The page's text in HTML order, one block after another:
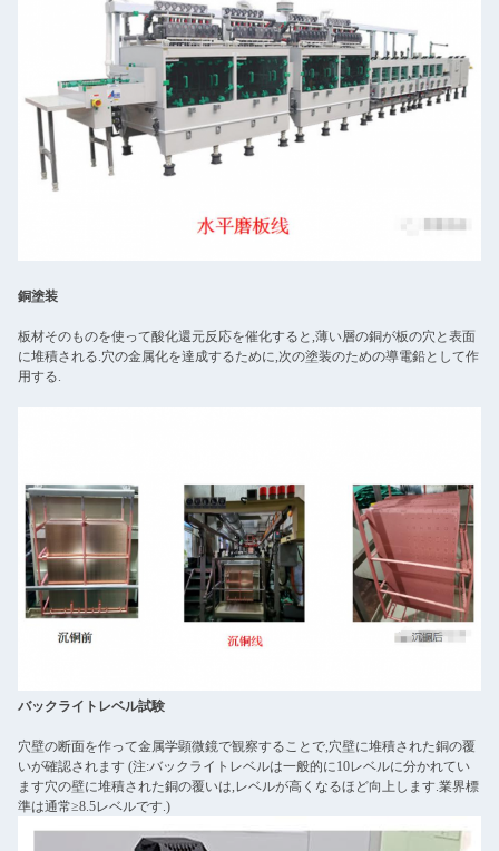
銅塗装
板材そのものを使って酸化還元反応を催化すると,薄い層の銅が板の穴と表面
に堆積される.穴の金属化を達成するために,次の塗装のための導電鉛として作
用する.
バックライトレベル試験
穴壁の断面を作って金属学顕微鏡で観察することで,穴壁に堆積された銅の覆
いが確認されます (注:バックライトレベルは一般的に10レベルに分かれてい
ます穴の壁に堆積された銅の覆いは,レベルが高くなるほど向上します.業界標
準は通常≥8.5レベルです.)